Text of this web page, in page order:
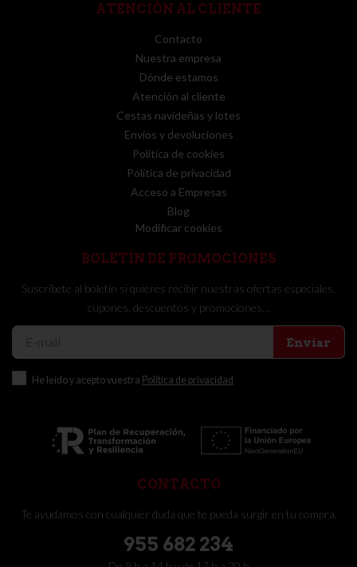
ATENCIÓN AL CLIENTE
Contacto
Nuestra empresa
Dónde estamos
Atención al cliente
Cestas navideñas y lotes
Envíos y devoluciones
Política de cookies
Política de privacidad
Acceso a Empresas
Blog
Modificar cookies
BOLETÍN DE PROMOCIONES
Suscríbete al boletín si quieres recibir nuestras ofertas especiales,
cupones, descuentos y promociones…
Enviar
He leído y acepto vuestra Política de privacidad
CONTACTO
Te ayudamos con cualquier duda que te pueda surgir en tu compra.
955 682 234